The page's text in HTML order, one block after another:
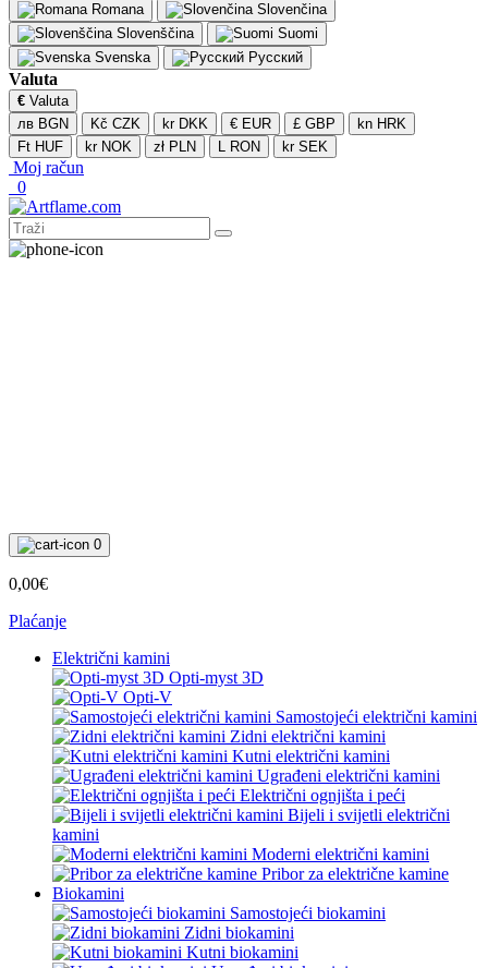
Romana
Slovenčina
Slovenščina
Suomi
Svenska
Русский
Valuta
€ Valuta
лв BGN
Kč CZK kr DKK € EUR £ GBP
kn HRK
Ft HUF
kr NOK zł PLN L RON kr SEK
Moj račun
0
0
0,00€
Plaćanje
Električni kamini
Opti-myst 3D
Opti-V
Samostojeći električni kamini
Zidni električni kamini
Kutni električni kamini
Ugrađeni električni kamini
Električni ognjišta i peći
Bijeli i svijetli električni
kamini
Moderni električni kamini
Pribor za električne kamine
Biokamini
Samostojeći biokamini
Zidni biokamini
Kutni biokamini